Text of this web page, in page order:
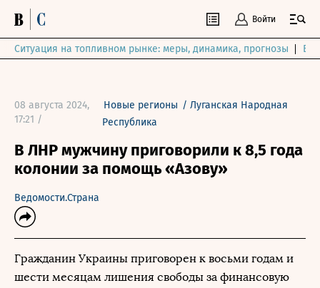
Войти
Ситуация на топливном рынке: меры, динамика, прогнозы
08 августа 2024,
17:21 /
Новые регионы /Луганская Народная
Республика
В ЛНР мужчину приговорили к 8,5 года
колонии за помощь «Азову»
Ведомости.Страна
Гражданин Украины приговорен к восьми годам и
шести месяцам лишения свободы за финансовую